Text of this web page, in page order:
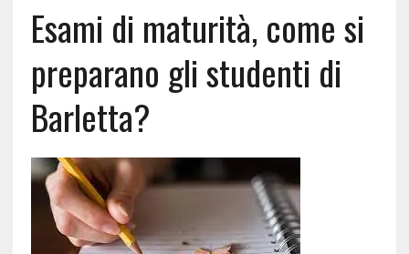
Esami di maturità, come si
preparano gli studenti di
Barletta?